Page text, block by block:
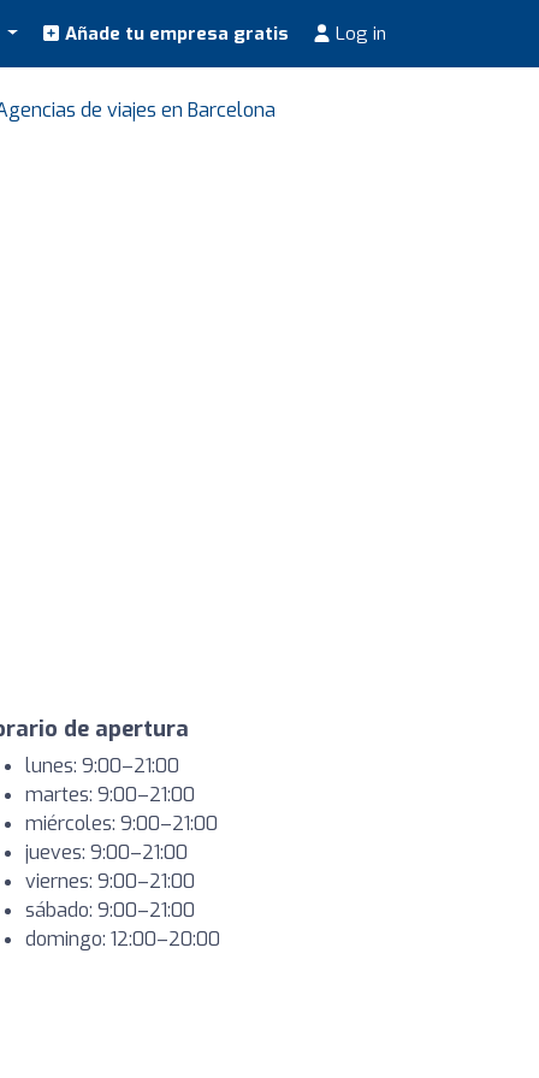
Añade tu empresa gratis Log in
de viajes en Barcelona
de apertura
lunes: 9:00–21:00
martes: 9:00–21:00
miércoles: 9:00–21:00
jueves: 9:00–21:00
viernes: 9:00–21:00
sábado: 9:00–21:00
domingo: 12:00–20:00